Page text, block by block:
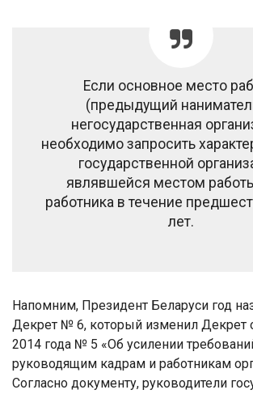
Если основное место
(предыдущий
негосударственная
необходимо запросить
государственной
являвшейся местом
работника в течение
лет.
Напомним, Президент Беларуси год
Декрет № 6, который изменил Декрет
2014 года № 5 «Об усилении
руководящим кадрам и работникам
Согласно документу, руководители